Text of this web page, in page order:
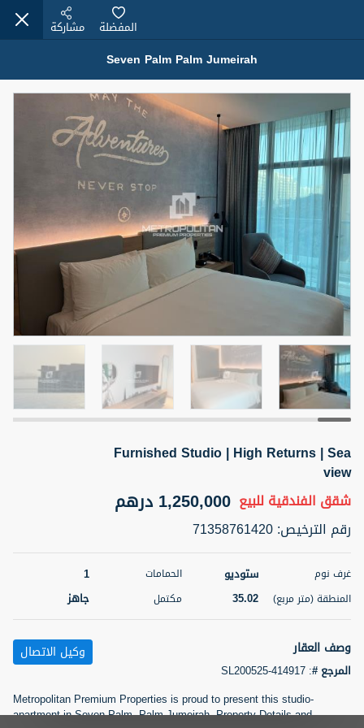
عقارات للبيع (12443)
1.5 BHK 48 Parkside
شقةللبيع 1,350,000 درهم
4
سرير حمام
2
المنطقة (متر
مربع)
75.43
جاهز
اسم الوسيط
MOHAMMED ARSHAD SAIYED
رقم الوسيط
أتصل الأن
5 أشهر +
2BR Golf, Pool & Villa View | 3 Bathrooms | 1,274.77 Sq
Ft | Ellington House II
شقة
للبيع 4,100,000 درهم
22
2
3
مربع)
118.34
المعروض
غير مفروش /ة
اسم الوسيط
TATIANA VEBER
رقم الوسيط
5 أشهر +
Seven Palm Palm Jumeirah
المفضلة مشاركة
Furnished Studio | High Returns | Sea
view
شقق الفندقية للبيع 1,250,000 درهم
رقم الترخيص:
71358761420
غرف نوم ستوديو الحمامات 1
المنطقة (متر مربع) 35.02 مكتمل جاهز
وصف العقار
المرجع #:
SL200525-414917
وكيل الاتصال
Metropolitan Premium Properties is proud to present this studio-
apartment in Seven Palm, Palm Jumeirah. Property Details and
تصفية